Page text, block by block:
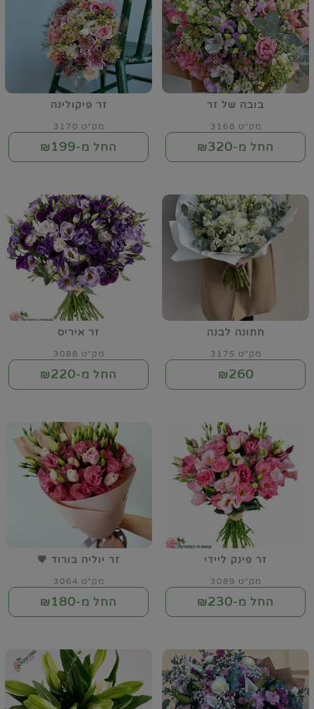
בובה של זר
מק"ט 3168
החל מ-₪320
זר פיקולינה
מק"ט 3170
החל מ-₪199
חתונה לבנה
מק"ט 3175
₪260
זר איריס
מק"ט 3088
החל מ-₪220
זר פינק ליידי
מק"ט 3089
החל מ-₪230
זר יוליה בורוד 💗
מק"ט 3064
החל מ-₪180